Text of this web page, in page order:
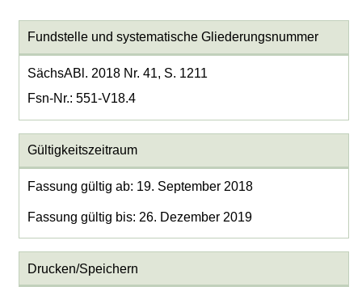
Fundstelle und systematische Gliederungsnummer
SächsABl. 2018 Nr. 41, S. 1211
Fsn-Nr.: 551-V18.4
Gültigkeitszeitraum
Fassung gültig ab: 19. September 2018
Fassung gültig bis: 26. Dezember 2019
Drucken/Speichern